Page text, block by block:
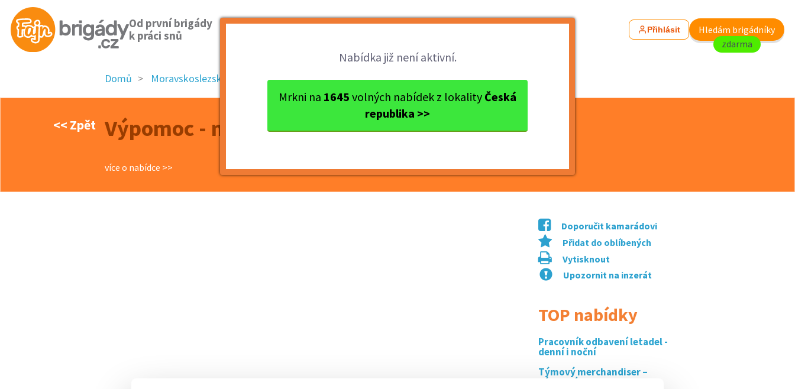
Od první brigády
k práci snů
Přihlásit
Hledám brigádníky
zdarma
Nabídka již není aktivní.
Mrkni na 1645 volných nabídek z lokality Česká
republika >>
Domů Moravskoslezský kraj okres Ostrava Ostrava Výpomoc - mytí nádobí
<< Zpět Výpomoc - mytí nádobí
více o nabídce >>
Doporučit kamarádovi
Přidat do oblíbených
Vytisknout
Upozornit na inzerát
TOP nabídky
Pracovník odbavení letadel -
denní i noční
Týmový merchandiser –
výjezdní...